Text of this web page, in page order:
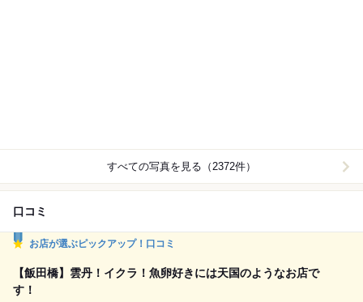
すべての写真を見る（2372件）
口コミ
お店が選ぶピックアップ！口コミ
【飯田橋】雲丹！イクラ！魚卵好きには天国のようなお店で
す！